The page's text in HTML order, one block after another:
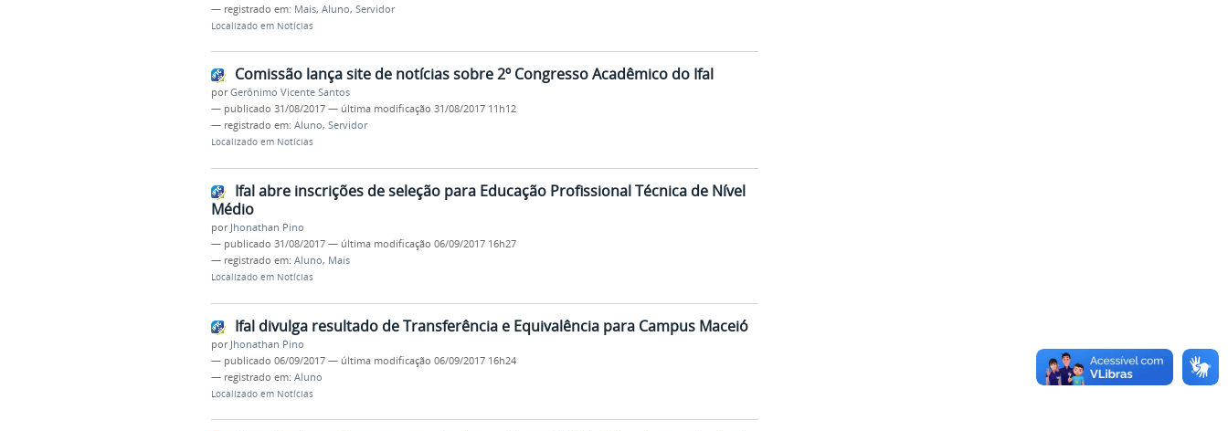
— registrado em: Mais, Aluno, Servidor
Localizado em Notícias
Comissão lança site de notícias sobre 2º Congresso Acadêmico do Ifal
porGerônimo Vicente Santos
— publicado 31/08/2017 — última modificação 31/08/2017 11h12
— registrado em: Aluno, Servidor
Localizado em Notícias
Ifal abre inscrições de seleção para Educação Profissional Técnica de Nível
Médio
por Jhonathan Pino
— publicado 31/08/2017 — última modificação 06/09/2017 16h27
— registrado em: Aluno, Mais
Localizado em Notícias
Ifal divulga resultado de Transferência e Equivalência para Campus Maceió
por Jhonathan Pino
— publicado 06/09/2017 — última modificação 06/09/2017 16h24
— registrado em: Aluno
Localizado em Notícias